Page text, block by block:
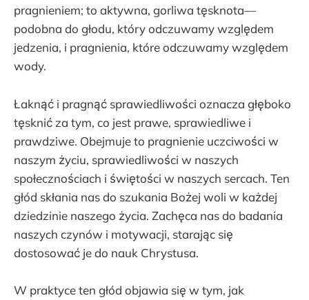
pragnieniem; to aktywna, gorliwa tęsknota—
podobna do głodu, który odczuwamy względem
jedzenia, i pragnienia, które odczuwamy względem
wody.
Łaknąć i pragnąć sprawiedliwości oznacza głęboko
tęsknić za tym, co jest prawe, sprawiedliwe i
prawdziwe. Obejmuje to pragnienie uczciwości w
naszym życiu, sprawiedliwości w naszych
społecznościach i świętości w naszych sercach. Ten
głód skłania nas do szukania Bożej woli w każdej
dziedzinie naszego życia. Zachęca nas do badania
naszych czynów i motywacji, starając się
dostosować je do nauk Chrystusa.
W praktyce ten głód objawia się w tym, jak